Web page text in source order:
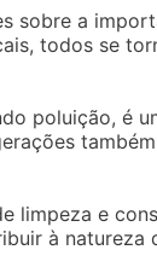
sobre a
todos se
poluição, é
limpeza e
à natureza